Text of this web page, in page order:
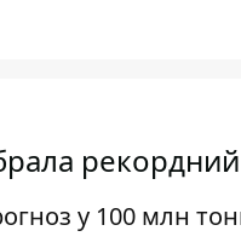
у 100 млн